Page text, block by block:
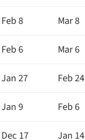
Feb 8 Mar 8
Feb 6 Mar 6
Jan 27 Feb 24
Jan 9 Feb 6
Dec 17 Jan 14